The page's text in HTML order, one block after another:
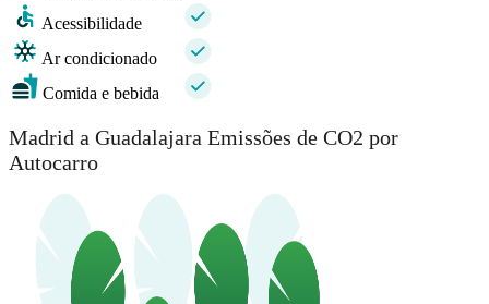
Acessibilidade
Ar condicionado
Comida e bebida
Madrid a Guadalajara Emissões de CO2 por
Autocarro